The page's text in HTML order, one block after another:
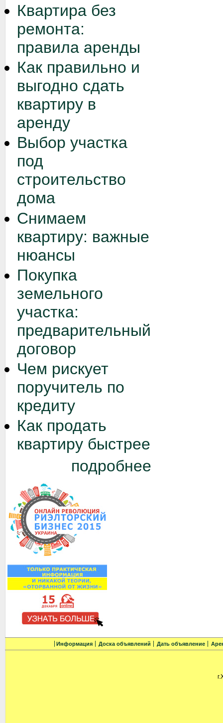
Квартира без
ремонта:
правила аренды
Как правильно и
выгодно сдать
квартиру в
аренду
Выбор участка
под
строительство
дома
Снимаем
квартиру: важные
нюансы
Покупка
земельного
участка:
предварительный
договор
Чем рискует
поручитель по
кредиту
Как продать
квартиру быстрее
подробнее
Информация Доска объявлений Дать объявление